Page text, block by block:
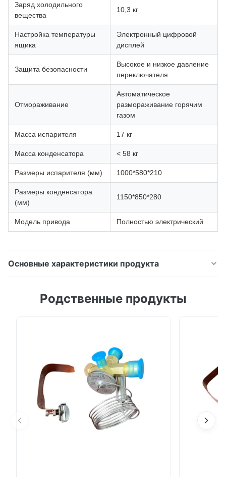
Заряд холодильного
вещества
10,3 кг
Настройка температуры
ящика
Электронный цифровой
дисплей
Защита безопасности
Высокое и низкое давление
переключателя
Отмораживание
Автоматическое
размораживание горячим
газом
Масса испарителя 17 кг
Масса конденсатора < 58 кг
Размеры испарителя (мм) 1000*580*210
Размеры конденсатора
(мм)
1150*850*280
Модель привода Полностью электрический
Основные характеристики продукта
полным электрическим приводом EV-388 Система
автомобиля.Эта система эффективно охлаждает
контейнеры для холодильных грузовиков
размером д...
Родственные продукты